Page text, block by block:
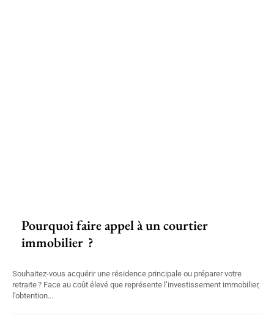
Pourquoi faire appel à un courtier
immobilier ?
Souhaitez-vous acquérir une résidence principale ou préparer votre
retraite ? Face au coût élevé que représente l’investissement immobilier,
l’obtention...